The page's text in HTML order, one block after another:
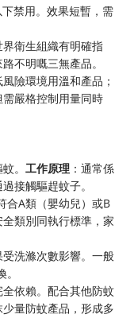
禁用。效果短暫，需
界衛生組織有明確指
不明嘅三無產品。
險環境用溫和產品；
嚴格控制用量同時
蚊。​​工作原理​ ​：通常係
接觸驅趕蚊子。
合A類（嬰幼兒）或B
類別同執行標準，家
受洗滌次數影響。一般
全依賴。配合其他防蚊
量防蚊產品，形成多